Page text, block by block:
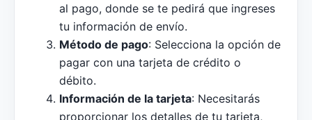
al pago, donde se te pedirá que ingreses
tu información de envío.
Método de pago: Selecciona la opción de
pagar con una tarjeta de crédito o
débito.
Información de la tarjeta: Necesitarás
proporcionar los detalles de tu tarjeta,